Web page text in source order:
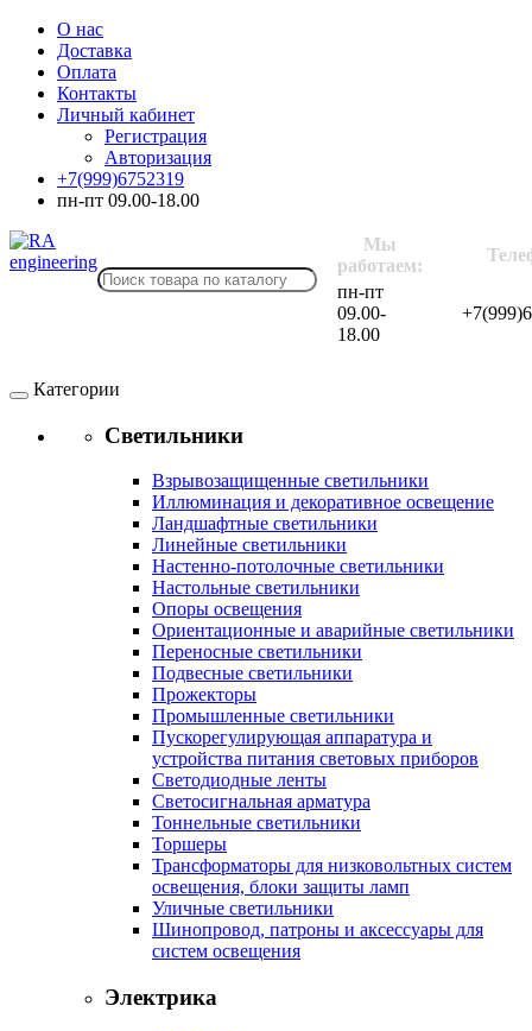
О нас
Доставка
Оплата
Контакты
Личный кабинет
Регистрация
Авторизация
+7(999)6752319
пн-пт 09.00-18.00
Мы
работаем:
пн-пт
09.00-
18.00
Категории
Светильники
Взрывозащищенные светильники
Иллюминация и декоративное освещение
Ландшафтные светильники
Линейные светильники
Настенно-потолочные светильники
Настольные светильники
Опоры освещения
Ориентационные и аварийные светильники
Переносные светильники
Подвесные светильники
Прожекторы
Промышленные светильники
Пускорегулирующая аппаратура и
устройства питания световых приборов
Светодиодные ленты
Светосигнальная арматура
Тоннельные светильники
Торшеры
Трансформаторы для низковольтных систем
освещения, блоки защиты ламп
Уличные светильники
Шинопровод, патроны и аксессуары для
систем освещения
Электрика